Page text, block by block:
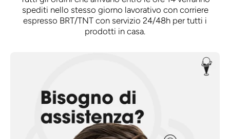
spediti nello stesso giorno lavorativo con corriere
espresso BRT/TNT con servizio 24/48h per tutti i
prodotti in casa.